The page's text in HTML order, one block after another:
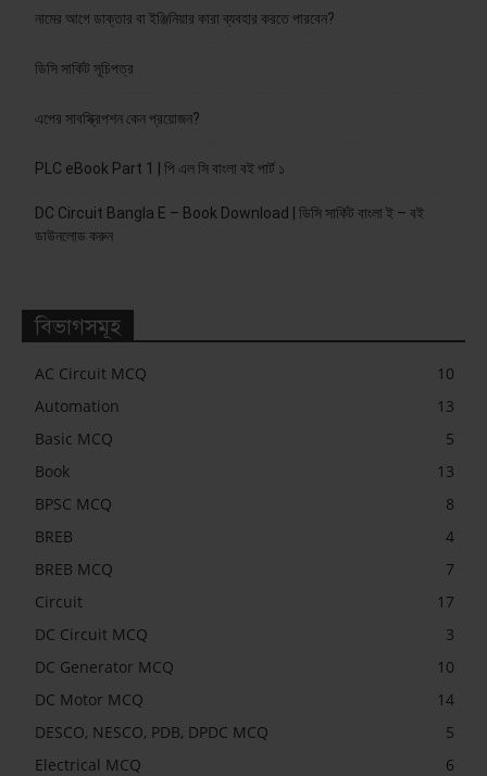
নামের আগে ডাক্তার বা ইঞ্জিনিয়ার কারা ব্যবহার করতে পারবেন?
ডিসি সার্কিট সূচিপত্র
এপের সাবস্ক্রিপশন কেন প্রয়োজন?
PLC eBook Part 1 | পি এল সি বাংলা বই পার্ট ১
DC Circuit Bangla E – Book Download | ডিসি সার্কিট বাংলা ই – বই
ডাউনলোড করুন
বিভাগসমূহ
AC Circuit MCQ
10
Automation
13
Basic MCQ
5
Book
13
BPSC MCQ
8
BREB
4
BREB MCQ
7
Circuit
17
DC Circuit MCQ
3
DC Generator MCQ
10
DC Motor MCQ
14
DESCO, NESCO, PDB, DPDC MCQ
5
Electrical MCQ
6